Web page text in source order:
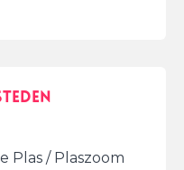
Plas / Plaszoom